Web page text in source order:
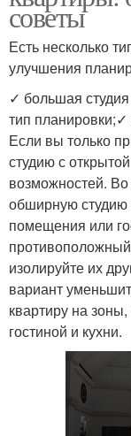
советы
Есть несколько
улучшения
✓ большая
тип
Если вы только
студию с
возможностей.
обширную
помещения или
изолируйте их
вариант
квартиру на
гостиной и кухни.